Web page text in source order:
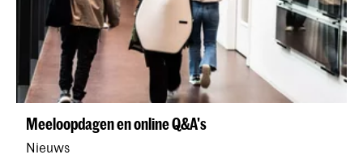
Meeloopdagen en online Q&A's
Nieuws